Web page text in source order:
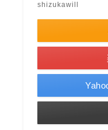
shizukawill